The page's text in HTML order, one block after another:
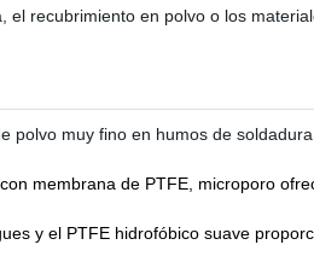
el recubrimiento en polvo o los
polvo muy fino en humos de soldadura
membrana de PTFE, microporo
y el PTFE hidrofóbico suave